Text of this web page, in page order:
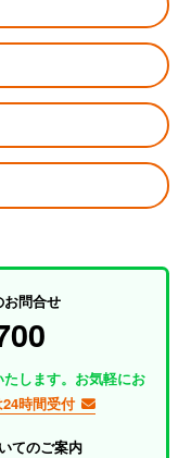
お問合せ
します。お気軽にお
時間受付
てのご案内